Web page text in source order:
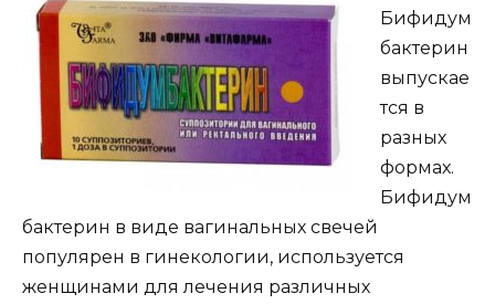
Бифидум
бактерин
выпускае
тся в
разных
формах.
Бифидум
бактерин в виде вагинальных свечей
популярен в гинекологии, используется
женщинами для лечения различных